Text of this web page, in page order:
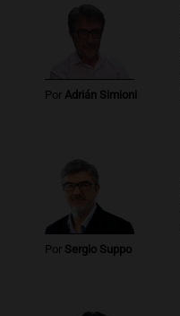
Por Adrián Simioni
Por Sergio Suppo